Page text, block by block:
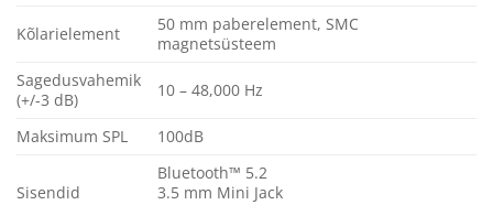
Kõlarielement
50 mm paberelement, SMC
magnetsüsteem
Sagedusvahemik
(+/-3 dB)
10 – 48,000 Hz
Maksimum SPL 100dB
Sisendid
Bluetooth™ 5.2
3.5 mm Mini Jack